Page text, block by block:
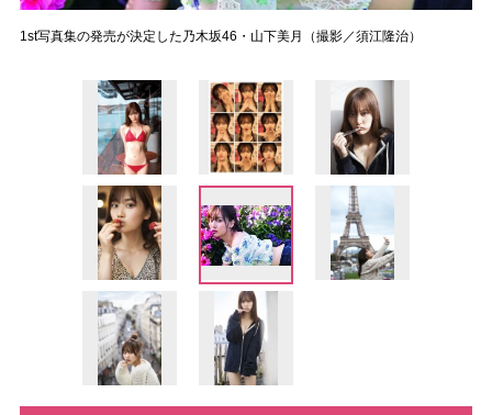
1st写真集の発売が決定した乃木坂46・山下美月（撮影／須江隆治）